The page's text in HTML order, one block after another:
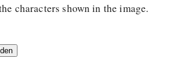
characters shown in the image.
Panorama zu